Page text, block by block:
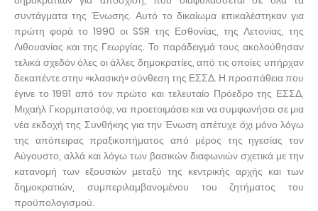
συντάγματα της Ένωσης. Αυτό το δικαίωμα επικαλέστηκαν για
πρώτη φορά το 1990 οι SSR της Εσθονίας, της Λετονίας, της
Λιθουανίας και της Γεωργίας. Το παράδειγμά τους ακολούθησαν
τελικά σχεδόν όλες οι άλλες δημοκρατίες, από τις οποίες υπήρχαν
δεκαπέντε στην «κλασική» σύνθεση της ΕΣΣΔ. Η προσπάθεια που
έγινε το 1991 από τον πρώτο και τελευταίο Πρόεδρο της ΕΣΣΔ,
Μιχαήλ Γκορμπατσόφ, να προετοιμάσει και να συμφωνήσει σε μια
νέα εκδοχή της Συνθήκης για την Ένωση απέτυχε όχι μόνο λόγω
της απόπειρας πραξικοπήματος από μέρος της ηγεσίας τον
Αύγουστο, αλλά και λόγω των βασικών διαφωνιών σχετικά με την
κατανομή των εξουσιών μεταξύ της κεντρικής αρχής και των
δημοκρατιών, συμπεριλαμβανομένου του ζητήματος του
προϋπολογισμού.